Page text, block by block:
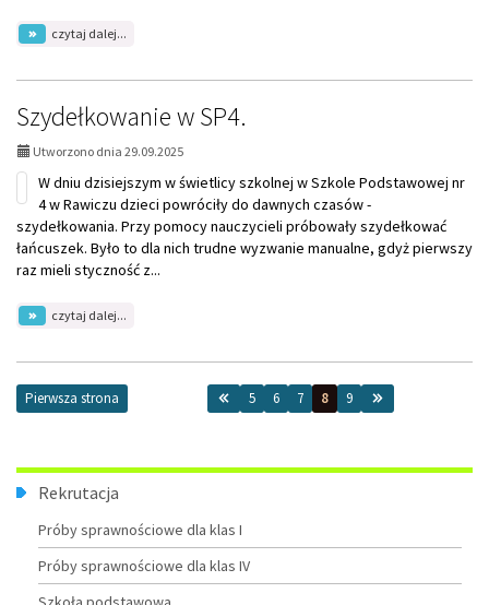
czytaj dalej...
manualne
świetlicy
Szydełkowanie w SP4.
Utworzono dnia 29.09.2025
W dniu dzisiejszym w świetlicy szkolnej w Szkole Podstawowej nr
4 w Rawiczu dzieci powróciły do dawnych czasów -
szydełkowania. Przy pomocy nauczycieli próbowały szydełkować
łańcuszek. Było to dla nich trudne wyzwanie manualne, gdyż pierwszy
raz mieli styczność z...
czytaj dalej...
w
Pierwsza strona 5 6 7 8 9
MenuRekrutacja
Próby sprawnościowe dla klas I
Próby sprawnościowe dla klas IV